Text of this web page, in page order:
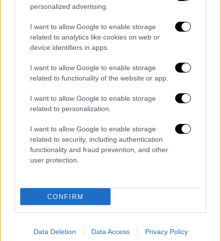
personalized advertising.
I want to allow Google to enable storage
related to analytics like cookies on web or
device identifiers in apps.
I want to allow Google to enable storage
related to functionality of the website or app.
I want to allow Google to enable storage
related to personalization.
I want to allow Google to enable storage
related to security, including authentication
functionality and fraud prevention, and other
user protection.
CONFIRM
Data Deletion Data Access Privacy Policy
εντοπίστηκε η βαλίτσα
Κόσμος|01.08.2026 19:43
Τον γνώρισε σε ιστοσελίδα γνωριμιών
και την δολοφόνησε μαζί με τη 2χρονη
κόρη της - Το χρονικό του τρόμου